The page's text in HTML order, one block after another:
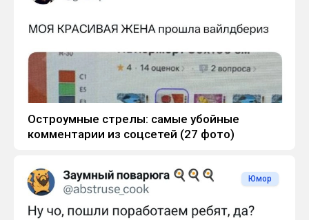
Остроумные стрелы: самые убойные
комментарии из соцсетей (27 фото)
Юмор